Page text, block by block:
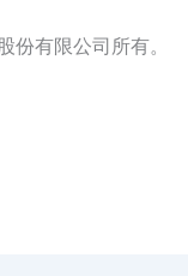
份有限公司所有。